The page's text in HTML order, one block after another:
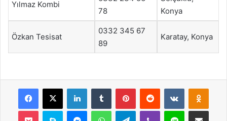
Yılmaz Kombi
78
Konya
Özkan Tesisat
0332 345 67
89
Karatay, Konya
Facebook
X LinkedInTumblr PinterestReddit VKontakte
Pocket Skype MessengerWhatsAppTelegramViber Line E-Posta ile